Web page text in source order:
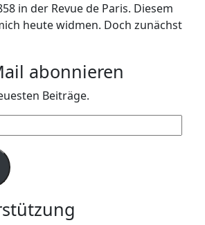
in der Revue de Paris. Diesem
heute widmen. Doch zunächst
abonnieren
Beiträge.